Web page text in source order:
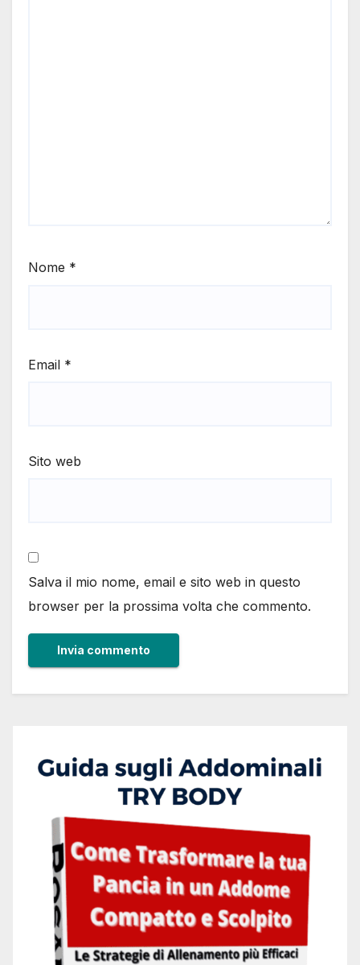
Nome *
Email *
Sito web
Salva il mio nome, email e sito web in questo
browser per la prossima volta che commento.